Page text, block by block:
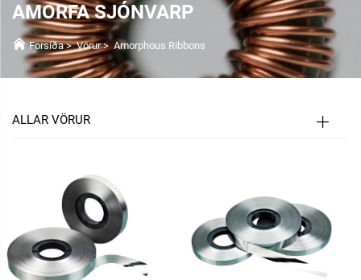
AMORFA SJÓNVARP
Forsíða>Vörur>Amorphous Ribbons
ALLAR VÖRUR